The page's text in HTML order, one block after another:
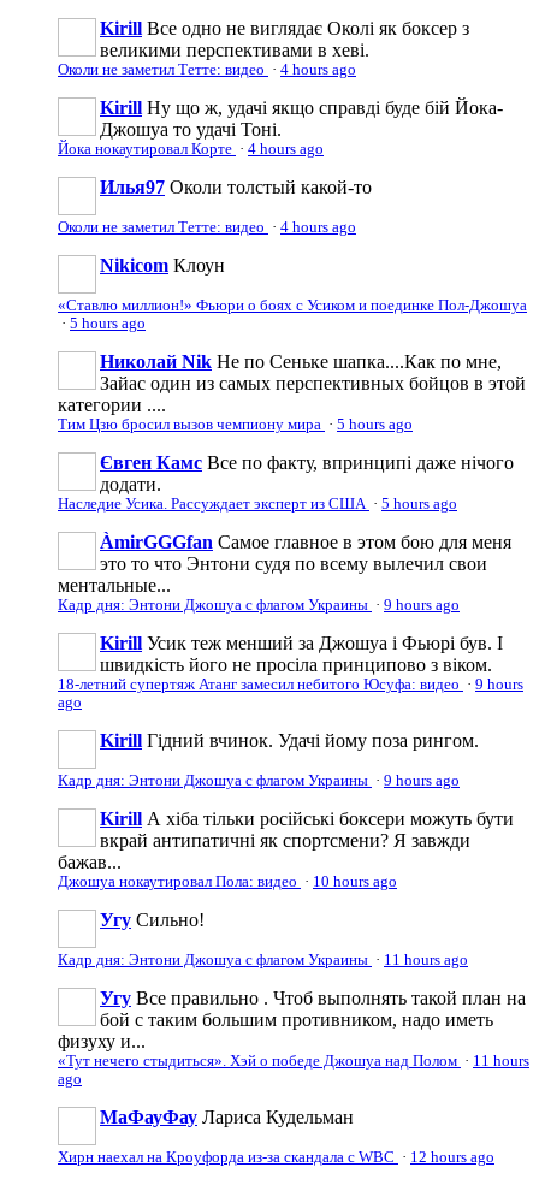
Kirill Все одно не виглядає Околі як боксер з
великими перспективами в хеві.
Околи не заметил Тетте: видео · 4 hours ago
Kirill Ну що ж, удачі якщо справді буде бій Йока-
Джошуа то удачі Тоні.
Йока нокаутировал Корте · 4 hours ago
Илья97 Околи толстый какой-то
Околи не заметил Тетте: видео · 4 hours ago
Nikicom Клоун
«Ставлю миллион!» Фьюри о боях с Усиком и поединке Пол-Джошуа
· 5 hours ago
Николай Nik Не по Сеньке шапка....Как по мне,
Зайас один из самых перспективных бойцов в этой
категории ....
Тим Цзю бросил вызов чемпиону мира · 5 hours ago
Євген Камс Все по факту, впринципі даже нічого
додати.
Наследие Усика. Рассуждает эксперт из США · 5 hours ago
ÀmirGGGfan Самое главное в этом бою для меня
это то что Энтони судя по всему вылечил свои
ментальные...
Кадр дня: Энтони Джошуа с флагом Украины · 9 hours ago
Kirill Усик теж менший за Джошуа і Фьюрі був. І
швидкість його не просіла принципово з віком.
18-летний супертяж Атанг замесил небитого Юсуфа: видео · 9 hours
ago
Kirill Гідний вчинок. Удачі йому поза рингом.
Кадр дня: Энтони Джошуа с флагом Украины · 9 hours ago
Kirill А хіба тільки російські боксери можуть бути
вкрай антипатичні як спортсмени? Я завжди
бажав...
Джошуа нокаутировал Пола: видео · 10 hours ago
Угу Сильно!
Кадр дня: Энтони Джошуа с флагом Украины · 11 hours ago
Угу Все правильно . Чтоб выполнять такой план на
бой с таким большим противником, надо иметь
физуху и...
«Тут нечего стыдиться». Хэй о победе Джошуа над Полом · 11 hours
ago
МаФауФау Лариса Кудельман
Хирн наехал на Кроуфорда из-за скандала с WBС · 12 hours ago